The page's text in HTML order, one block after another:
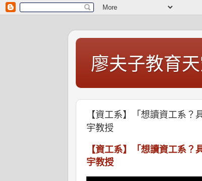
廖夫子教育
【資工系】「想讀資工系
宇教授
【資工系】「想讀資工系
宇教授